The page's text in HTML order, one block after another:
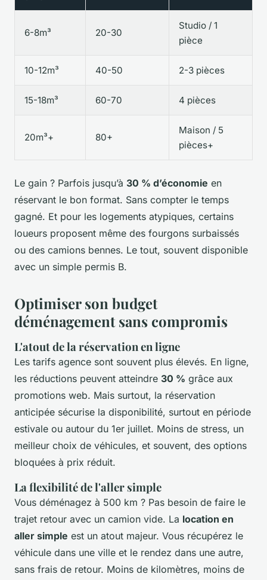
6-8m³ 20-30
Studio / 1
pièce
10-12m³ 40-50 2-3 pièces
15-18m³ 60-70 4 pièces
20m³+ 80+
Maison / 5
pièces+
Le gain ? Parfois jusqu’à 30 % d’économie en
réservant le bon format. Sans compter le temps
gagné. Et pour les logements atypiques, certains
loueurs proposent même des fourgons surbaissés
ou des camions bennes. Le tout, souvent disponible
avec un simple permis B.
Optimiser son budget
déménagement sans compromis
L'atout de la réservation en ligne
Les tarifs agence sont souvent plus élevés. En ligne,
les réductions peuvent atteindre 30 % grâce aux
promotions web. Mais surtout, la réservation
anticipée sécurise la disponibilité, surtout en période
estivale ou autour du 1er juillet. Moins de stress, un
meilleur choix de véhicules, et souvent, des options
bloquées à prix réduit.
La flexibilité de l'aller simple
Vous déménagez à 500 km ? Pas besoin de faire le
trajet retour avec un camion vide. La location en
aller simple est un atout majeur. Vous récupérez le
véhicule dans une ville et le rendez dans une autre,
sans frais de retour. Moins de kilomètres, moins de